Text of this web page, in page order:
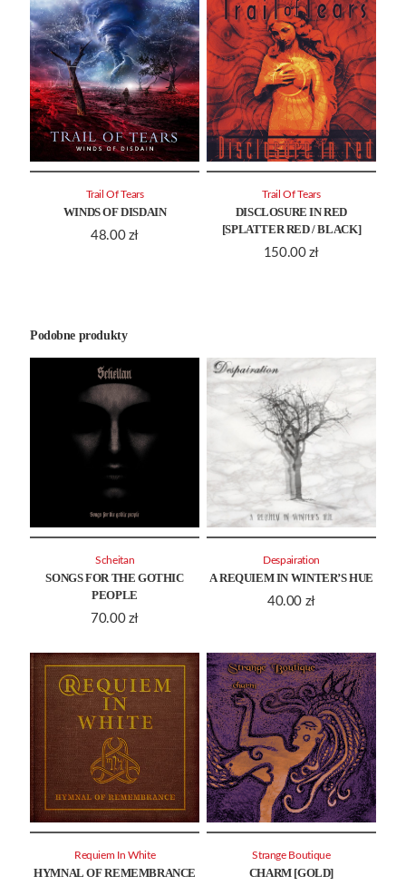
WINDS OF DISDAIN
48.00 zł
Trail Of Tears
DISCLOSURE IN RED
[SPLATTER RED / BLACK]
150.00 zł
Trail Of Tears
Podobne produkty
SONGS FOR THE GOTHIC
PEOPLE
70.00 zł
Scheitan
A REQUIEM IN WINTER’S HUE
40.00 zł
Despairation
HYMNAL OF REMEMBRANCE
Requiem In White
CHARM [GOLD]
Strange Boutique